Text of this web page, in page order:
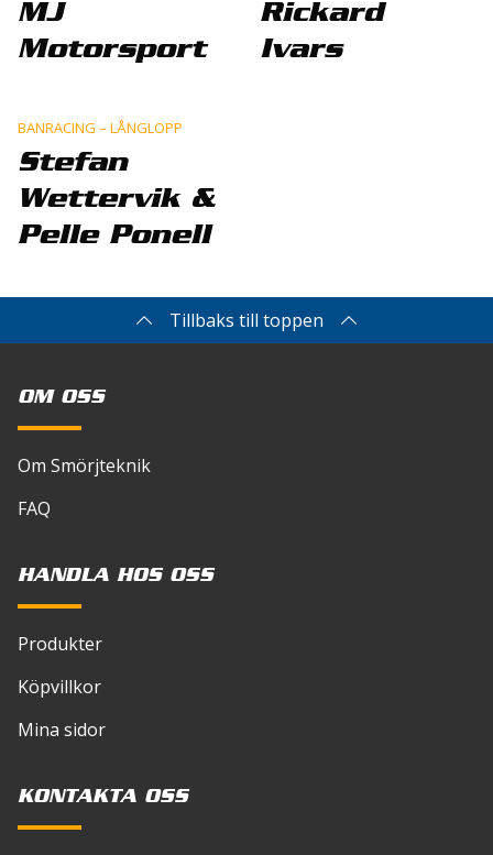
MJ
Motorsport
Rickard
Ivars
BANRACING – LÅNGLOPP
Stefan
Wettervik &
Pelle Ponell
Tillbaks till toppen
OM OSS
Om Smörjteknik
FAQ
HANDLA HOS OSS
Produkter
Köpvillkor
Mina sidor
KONTAKTA OSS